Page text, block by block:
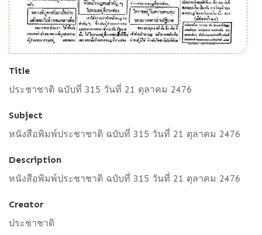
Title
ประชาชาติ ฉบับที่ 315 วันที่ 21 ตุลาคม 2476
Subject
หนังสือพิมพ์ประชาชาติ ฉบับที่ 315 วันที่ 21 ตุลาคม 2476
Description
หนังสือพิมพ์ประชาชาติ ฉบับที่ 315 วันที่ 21 ตุลาคม 2476
Creator
ประชาชาติ